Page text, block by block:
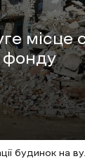
місце
фонду
будинок на